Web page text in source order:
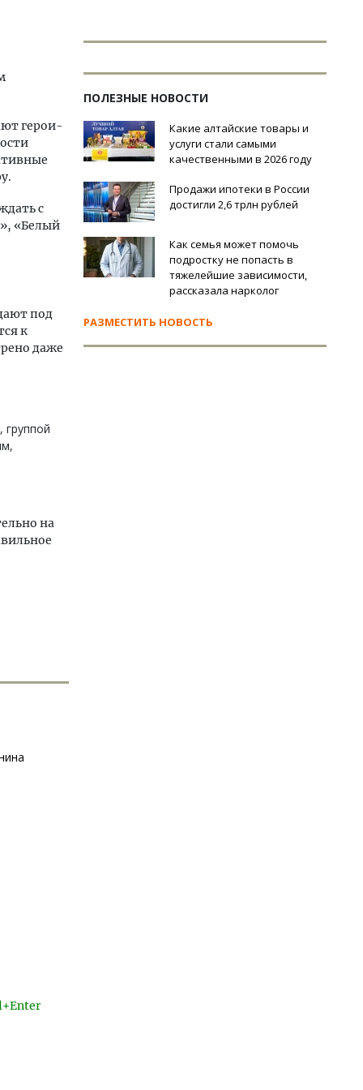
герои-
с
«Белый
под
к
даже
группой
на
ПОЛЕЗНЫЕ НОВОСТИ
Какие алтайские товары и
услуги стали самыми
качественными в 2026 году
Продажи ипотеки в России
достигли 2,6 трлн рублей
Как семья может помочь
подростку не попасть в
тяжелейшие зависимости,
рассказала нарколог
РАЗМЕСТИТЬ НОВОСТЬ